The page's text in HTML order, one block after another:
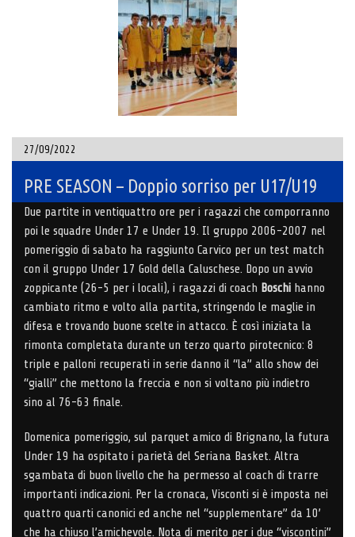
27/09/2022
PRE SEASON – Doppio sorriso per U17/U19
Due partite in ventiquattro ore per i ragazzi che comporranno
poi le squadre Under 17 e Under 19. Il gruppo 2006-2007 nel
pomeriggio di sabato ha raggiunto Carvico per un test match
con il gruppo Under 17 Gold della Caluschese. Dopo un avvio
zoppicante (26-5 per i locali), i ragazzi di coach Boschi hanno
cambiato ritmo e volto alla partita, stringendo le maglie in
difesa e trovando buone scelte in attacco. È così iniziata la
rimonta completata durante un terzo quarto pirotecnico: 8
triple e palloni recuperati in serie danno il “la” allo show dei
“gialli” che mettono la freccia e non si voltano più indietro
sino al 76-63 finale.
Domenica pomeriggio, sul parquet amico di Brignano, la futura
Under 19 ha ospitato i parietà del Seriana Basket. Altra
sgambata di buon livello che ha permesso al coach di trarre
importanti indicazioni. Per la cronaca, Visconti si è imposta nei
quattro quarti canonici ed anche nel “supplementare” da 10’
che ha chiuso l’amichevole. Nota di merito per i due “viscontini”